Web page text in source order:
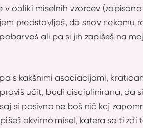
obliki miselnih vzorcev
predstavljaš, da snov nekomu
ali pa si jih zapišeš na
s kakšnimi asociacijami,
učit, bodi disciplinirana, da
si pasivno ne boš nič kaj
okvirno misel, katera se ti zdi